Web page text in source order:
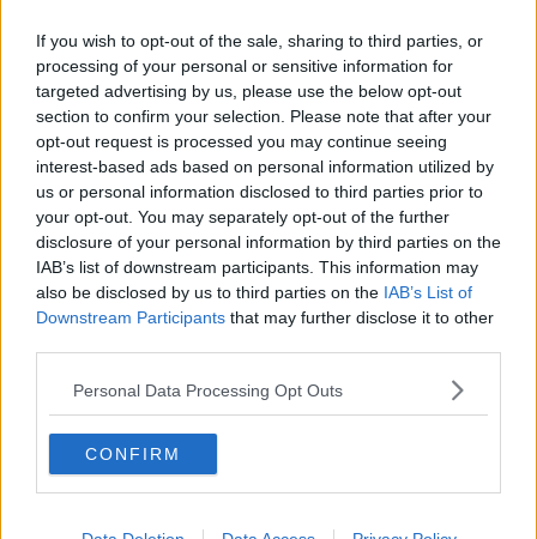
If you wish to opt-out of the sale, sharing to third parties, or
processing of your personal or sensitive information for
targeted advertising by us, please use the below opt-out
section to confirm your selection. Please note that after your
opt-out request is processed you may continue seeing
interest-based ads based on personal information utilized by
us or personal information disclosed to third parties prior to
your opt-out. You may separately opt-out of the further
disclosure of your personal information by third parties on the
IAB’s list of downstream participants. This information may
also be disclosed by us to third parties on the IAB’s List of
Downstream Participants that may further disclose it to other
Personal Data Processing Opt Outs
CONFIRM
vergessen" -
Bredewold enthüllt
Doping-Schreck nach
Pieterses Sieg beim
Amstel Gold Race
"Ich bin dankbar, dass
ich wieder Rennen
fahren kann"
Schreiben Sie einen Kommentar